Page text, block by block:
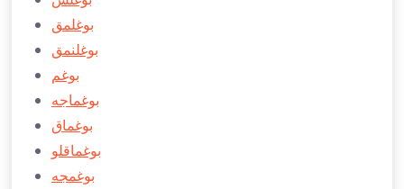
بوغلمق
بوغلنمق
بوغم
بوغماجه
بوغماق
بوغماقلو
بوغمجه